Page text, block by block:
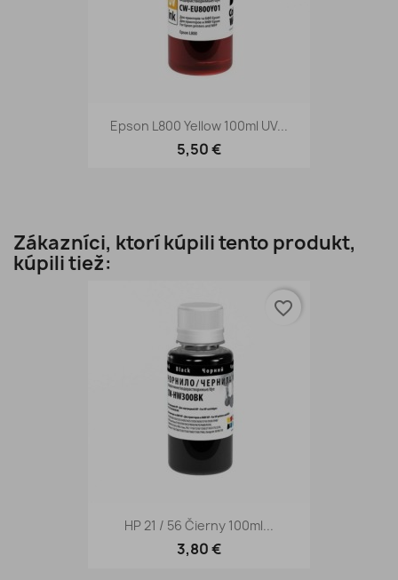
Epson L800 Yellow 100ml UV...
5,50 €
Zákazníci, ktorí kúpili tento produkt,
kúpili tiež:
HP 21 / 56 Čierny 100ml...
3,80 €
favorite_border